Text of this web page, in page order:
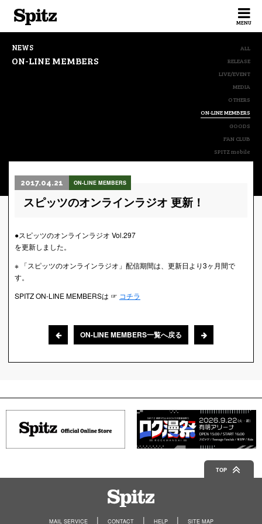
MENU
NEWS
ON-LINE MEMBERS
ALL
RELEASE
LIVE/EVENT
MEDIA
OTHERS
ON-LINE MEMBERS
GOODS
FAN CLUB
SPITZ mobile
2017.04.21 ON-LINE MEMBERS
スピッツのオンラインラジオ 更新！
●スピッツのオンラインラジオ Vol.297
を更新しました。
※ 「スピッツのオンラインラジオ」配信期間は、更新日より3ヶ月間で
す。
SPITZ ON-LINE MEMBERSは ☞ コチラ
ON-LINE MEMBERS一覧へ戻る
TOP
MAIL SERVICE CONTACT HELP SITE MAP